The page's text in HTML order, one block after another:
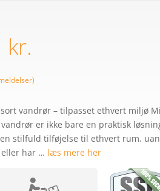
kr.
vandrør – tilpasset ethvert miljø
er ikke bare en praktisk
stilfuld tilføjelse til ethvert rum.
har … læs mere her